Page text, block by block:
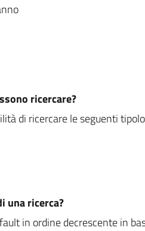
ricercare?
di ricercare le seguenti
una ricerca?
in ordine decrescente in